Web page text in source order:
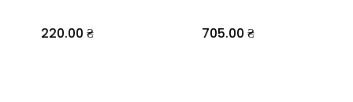
220.00 ₴ 705.00₴